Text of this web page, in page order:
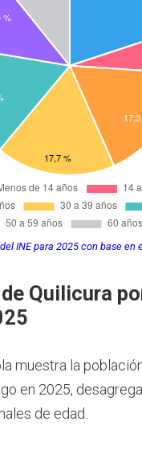
INE para 2025 con base en
Quilicura
muestra la
en 2025,
de edad.